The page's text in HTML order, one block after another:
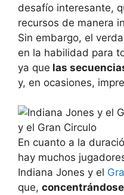
desafío interesante,
recursos de manera
Sin embargo, el
en la habilidad para
ya que las
y, en ocasiones,
y el Gran Circulo
En cuanto a la
hay muchos
Indiana Jones y el
que,